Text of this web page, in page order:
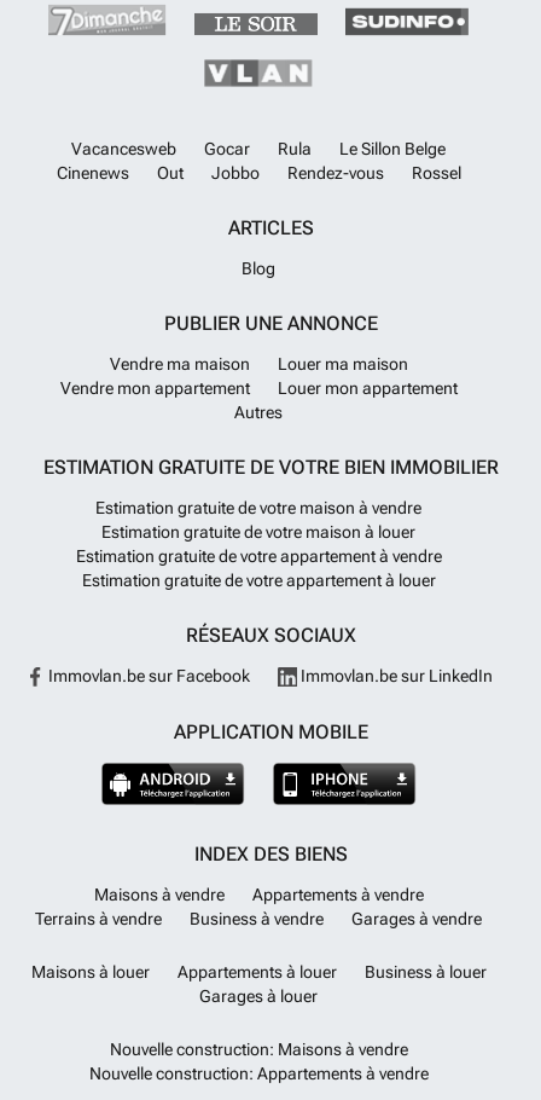
Vacancesweb Gocar Rula
Le Sillon Belge
Cinenews
Out Jobbo Rendez-vous Rossel
ARTICLES
Blog
PUBLIER UNE ANNONCE
Vendre ma maison
Louer ma maison
Vendre mon appartement
Louer mon appartement
Autres
ESTIMATION GRATUITE DE VOTRE BIEN IMMOBILIER
Estimation gratuite de votre maison à vendre
Estimation gratuite de votre maison à louer
Estimation gratuite de votre appartement à vendre
Estimation gratuite de votre appartement à louer
RÉSEAUX SOCIAUX
Immovlan.be sur Facebook Immovlan.be sur LinkedIn
APPLICATION MOBILE
INDEX DES BIENS
Maisons à vendre
Appartements à vendre
Terrains à vendre
Business à vendre Garages à vendre
Maisons à louer Appartements à louer
Business à louer
Garages à louer
Nouvelle construction: Maisons à vendre
Nouvelle construction: Appartements à vendre